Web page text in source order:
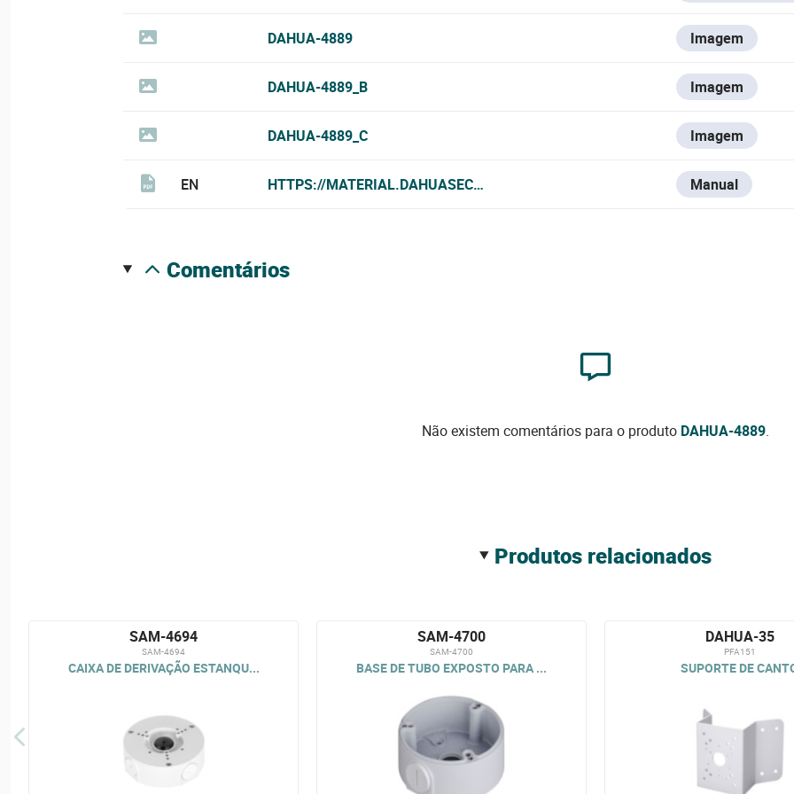
DAHUA-4889 Imagem
DAHUA-4889_B Imagem
DAHUA-4889_C Imagem
EN HTTPS://MATERIAL.DAHUASECURITY.COM/UPLOADS/SOFT/20240726/DAHUA-
Manual
comentários
Não existem comentários para o produto DAHUA-4889.
produtos relacionados
SAM-4694
SAM-4694
CAIXA DE DERIVAÇÃO ESTANQU...
SAM-4700
SAM-4700
BASE DE TUBO EXPOSTO PARA ...
DAHUA-35
PFA151
SUPORTE DE